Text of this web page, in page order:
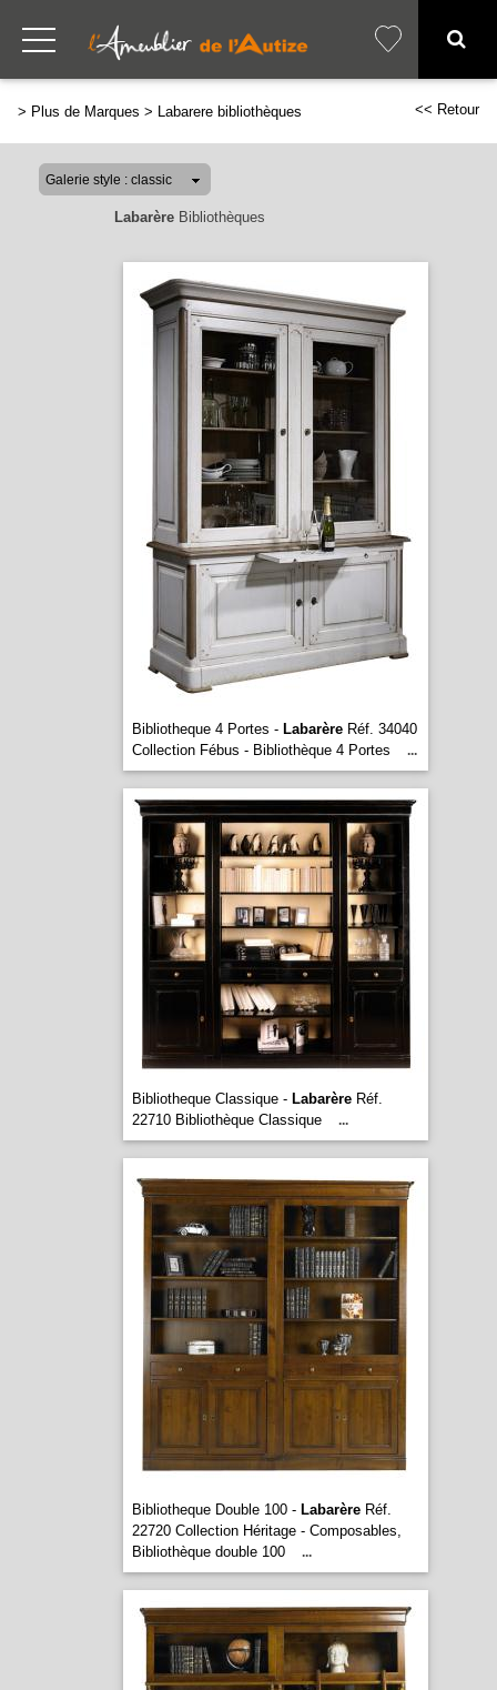
> Plus de Marques > Labarere bibliothèques << Retour
LabarèreBibliothèques
Bibliotheque 4 Portes - LabarèreRéf. 34040
Collection Fébus - Bibliothèque 4 Portes
...
Bibliotheque Classique - LabarèreRéf.
22710 Bibliothèque Classique
...
Bibliotheque Double 100 - LabarèreRéf.
22720 Collection Héritage - Composables,
Bibliothèque double 100
...